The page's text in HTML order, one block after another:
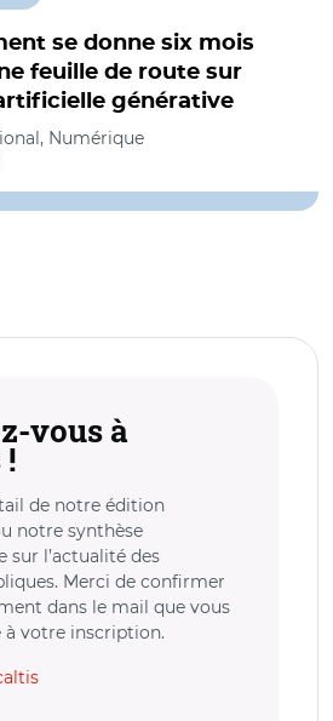
se donne six mois
feuille de route sur
générative
Numérique
vous à
de notre édition
notre synthèse
sur l’actualité des
Merci de confirmer
dans le mail que vous
à votre inscription.